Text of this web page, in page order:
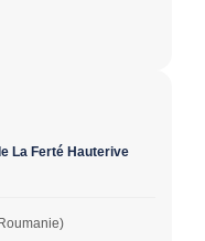
La Ferté Hauterive